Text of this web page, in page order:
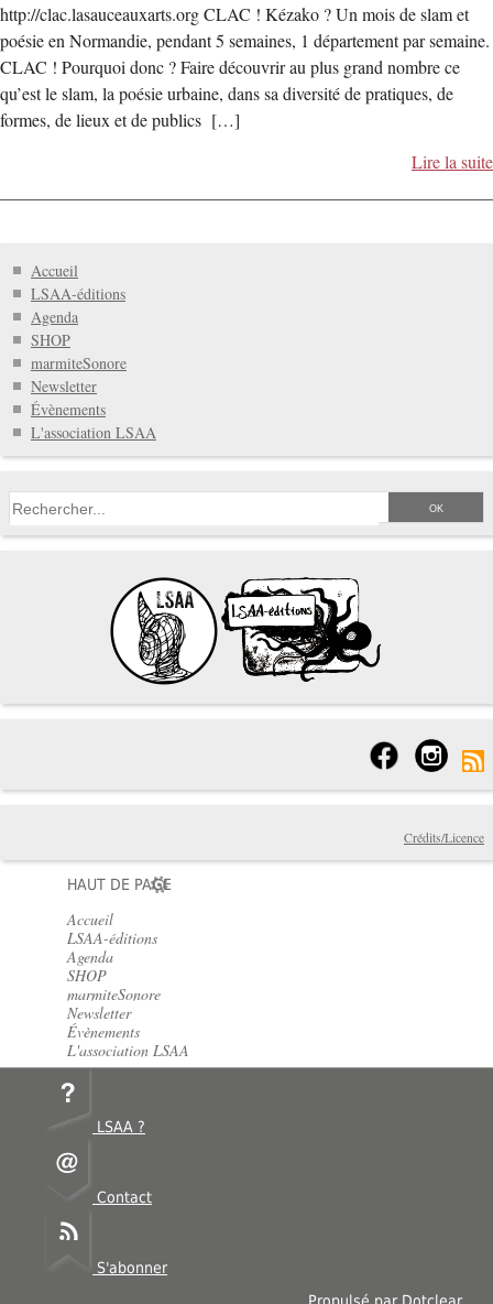
http://clac.lasauceauxarts.org CLAC ! Kézako ? Un mois de slam et
poésie en Normandie, pendant 5 semaines, 1 département par semaine.
CLAC ! Pourquoi donc ? Faire découvrir au plus grand nombre ce
qu’est le slam, la poésie urbaine, dans sa diversité de pratiques, de
formes, de lieux et de publics […]
Lire la suite
Accueil
LSAA-éditions
Agenda
SHOP
marmiteSonore
Newsletter
Évènements
L'association LSAA
Crédits/Licence
HAUT DE PAGE
Accueil
LSAA-éditions
Agenda
SHOP
marmiteSonore
Newsletter
Évènements
L'association LSAA
LSAA ?
Contact
S'abonner